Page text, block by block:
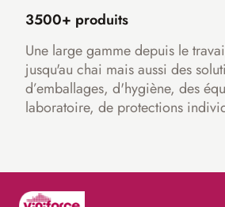
3500+ produits
Une large gamme depuis le
jusqu'au chai mais aussi des
d’emballages, d'hygiène, des
laboratoire, de protections